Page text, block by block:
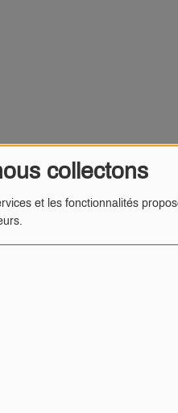
collectons
et les fonctionnalités